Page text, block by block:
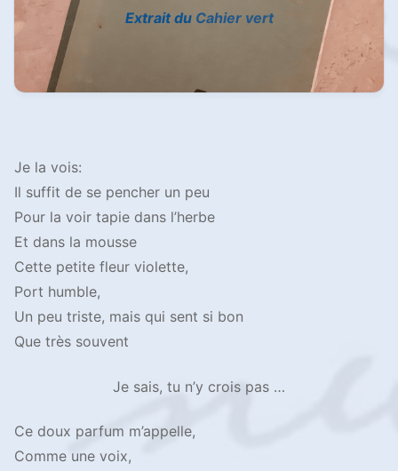
Extrait du Cahier vert
Je la vois:
Il suffit de se pencher un peu
Pour la voir tapie dans l’herbe
Et dans la mousse
Cette petite fleur violette,
Port humble,
Un peu triste, mais qui sent si bon
Que très souvent
Je sais, tu n’y crois pas …
Ce doux parfum m’appelle,
Comme une voix,